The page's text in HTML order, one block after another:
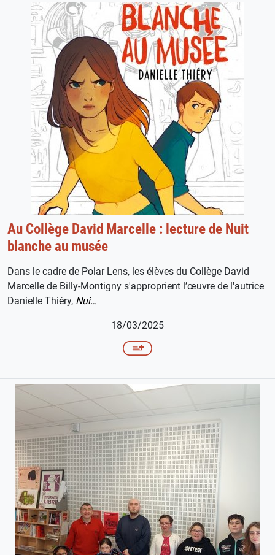
Au Collège David Marcelle : lecture de Nuit
blanche au musée
Dans le cadre de Polar Lens, les élèves du Collège David
Marcelle de Billy-Montigny s'approprient l’œuvre de l'autrice
Danielle Thiéry, Nui…
18/03/2025